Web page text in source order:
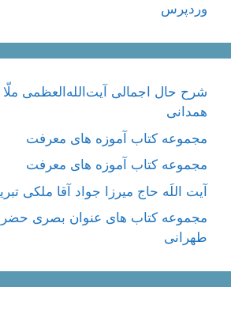
وردپرس
شرح حال اجمالی آیت‌الله‌العظمی
همدانی
مجموعه کتاب آموزه های معرفت
مجموعه کتاب آموزه های معرفت
آیت اللَه حاج میرزا جواد آقا ملکی
مجموعه کتاب های عنوان بصری
طهرانی